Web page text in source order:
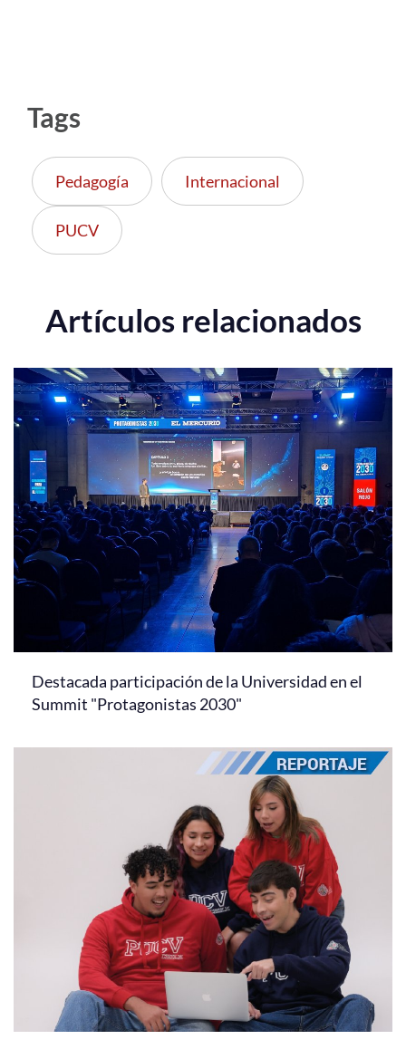
Tags
Pedagogía Internacional
PUCV
Artículos relacionados
Destacada participación de la Universidad en el
Summit "Protagonistas 2030"